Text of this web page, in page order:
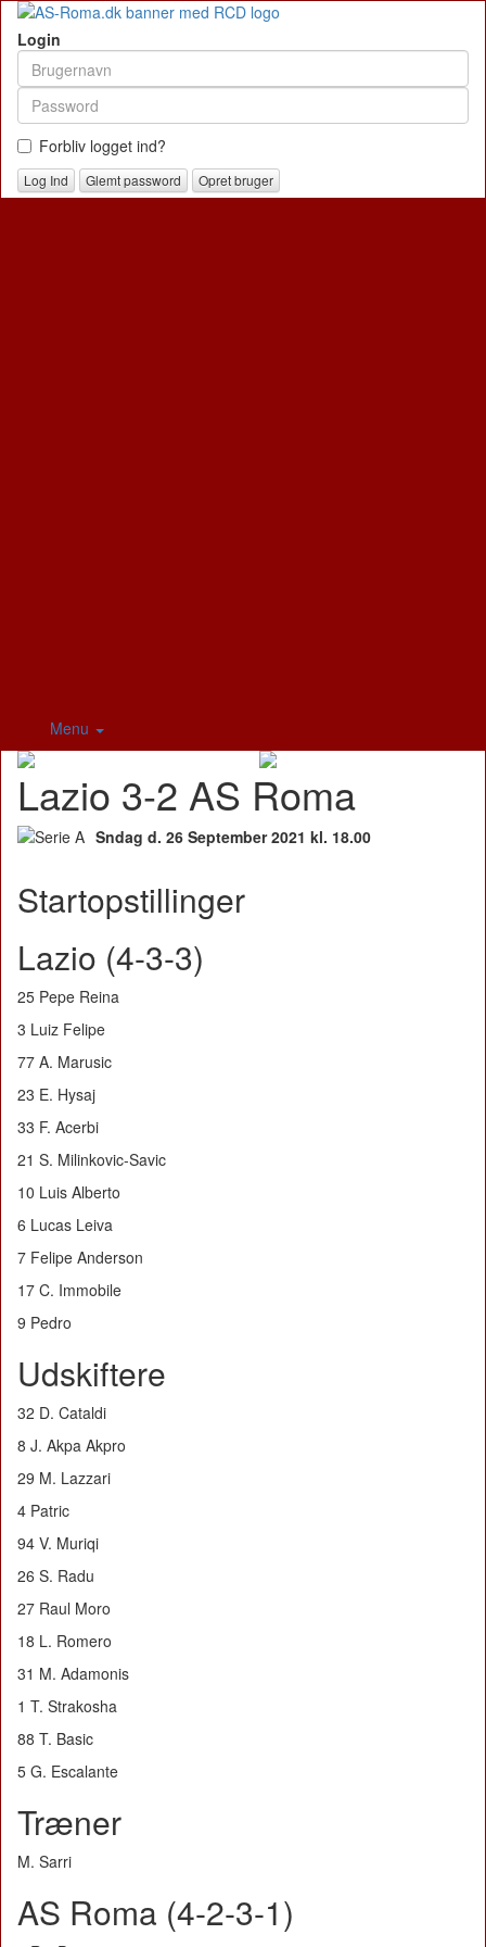
Login
Forbliv logget ind?
Glemt password Opret bruger
Menu
Lazio 3-2 AS Roma
Sndag d. 26 September 2021 kl. 18.00
Startopstillinger
Lazio (4-3-3)
25 Pepe Reina
3 Luiz Felipe
77 A. Marusic
23 E. Hysaj
33 F. Acerbi
21 S. Milinkovic-Savic
10 Luis Alberto
6 Lucas Leiva
7 Felipe Anderson
17 C. Immobile
9 Pedro
Udskiftere
32 D. Cataldi
8 J. Akpa Akpro
29 M. Lazzari
4 Patric
94 V. Muriqi
26 S. Radu
27 Raul Moro
18 L. Romero
31 M. Adamonis
1 T. Strakosha
88 T. Basic
5 G. Escalante
Træner
M. Sarri
AS Roma (4-2-3-1)